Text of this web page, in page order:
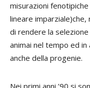
misurazioni
lineare
di rendere la
animai nel tempo ed
anche della progenie.
Nei primi anni ’90 si